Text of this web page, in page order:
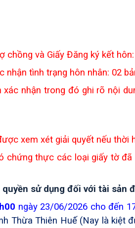
và Giấy Đăng ký kết
tình trạng hôn nhân: 02
nhận trong đó ghi rõ nội
xem xét giải quyết nếu thời
chứng thực các loại giấy tờ
quyền sử dụng đối với tài sản
ngày 23/06/2026 cho đến
Thừa Thiên Huế́ (Nay là kiệt